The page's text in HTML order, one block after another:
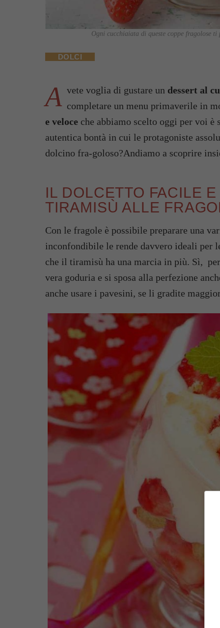
Ogni cucchiaiata di queste coppe fragolose
DOLCI
A vete voglia di gustare un dessert al
completare un menu primaverile in
e veloce che abbiamo scelto oggi per voi è
autentica bontà in cui le protagoniste
dolcino fra-goloso?Andiamo a scoprire
IL DOLCETTO FACILE
TIRAMISÙ ALLE
Con le fragole è possibile preparare una
inconfondibile le rende davvero ideali per
che il tiramisù ha una marcia in più. Sì,
vera goduria e si sposa alla perfezione
anche usare i pavesini, se li gradite